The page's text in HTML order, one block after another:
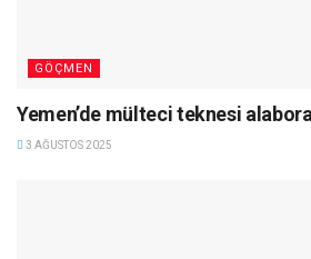
GÖÇMEN
Yemen’de mülteci teknesi
3 AĞUSTOS 2025